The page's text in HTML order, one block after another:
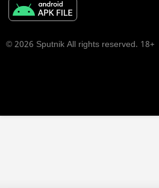
© 2026 Sputnik All rights reserved. 18+